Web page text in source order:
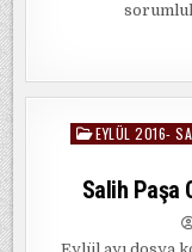
Posted
EYLÜL 2016-
Salih Paşa